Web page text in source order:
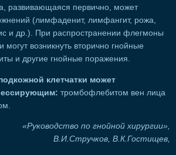
развивающаяся первично, может
(лимфаденит, лимфангит, рожа,
и др.). При распространении флегмоны
возникнуть вторично гнойные
и другие гнойные поражения.
клетчатки может
тромбофлебитом вен лица
«Руководство по гнойной хирургии»,
В.И.Стручков, В.К.Гостищев,